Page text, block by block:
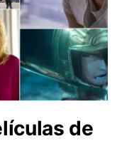
de